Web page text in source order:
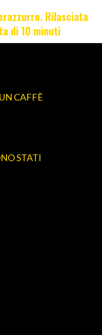
Rilasciata
di 10 minuti
CAFFÈ
STATI